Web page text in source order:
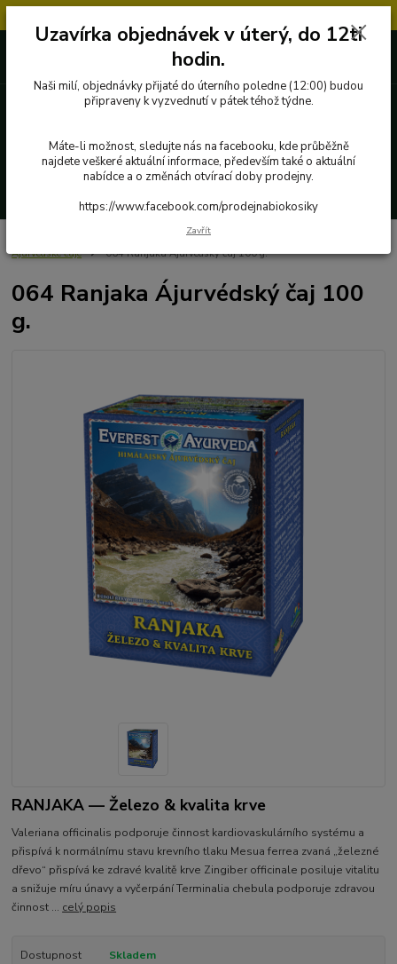
727 862 655, 737 283 505
Byliny, čaje, koření
Ájurvédské čaje
064 Ranjaka Ájurvédský čaj 100 g.
064 Ranjaka Ájurvédský čaj 100
g.
RANJAKA — Železo & kvalita krve
Valeriana officinalis podporuje činnost kardiovaskulárního systému a
přispívá k normálnímu stavu krevního tlaku Mesua ferrea zvaná „železné
dřevo“ přispívá ke zdravé kvalitě krve Zingiber officinale posiluje vitalitu
a snižuje míru únavy a vyčerpání Terminalia chebula podporuje zdravou
činnost ... celý popis
Dostupnost Skladem
Uzavírka objednávek v úterý, do 12ti
hodin.
Naši milí, objednávky přijaté do úterního poledne (12:00) budou
připraveny k vyzvednutí v pátek téhož týdne.
Máte-li možnost, sledujte nás na facebooku, kde průběžně
najdete veškeré aktuální informace, především také o aktuální
nabídce a o změnách otvírací doby prodejny.
https://www.facebook.com/prodejnabiokosiky
Zavřít